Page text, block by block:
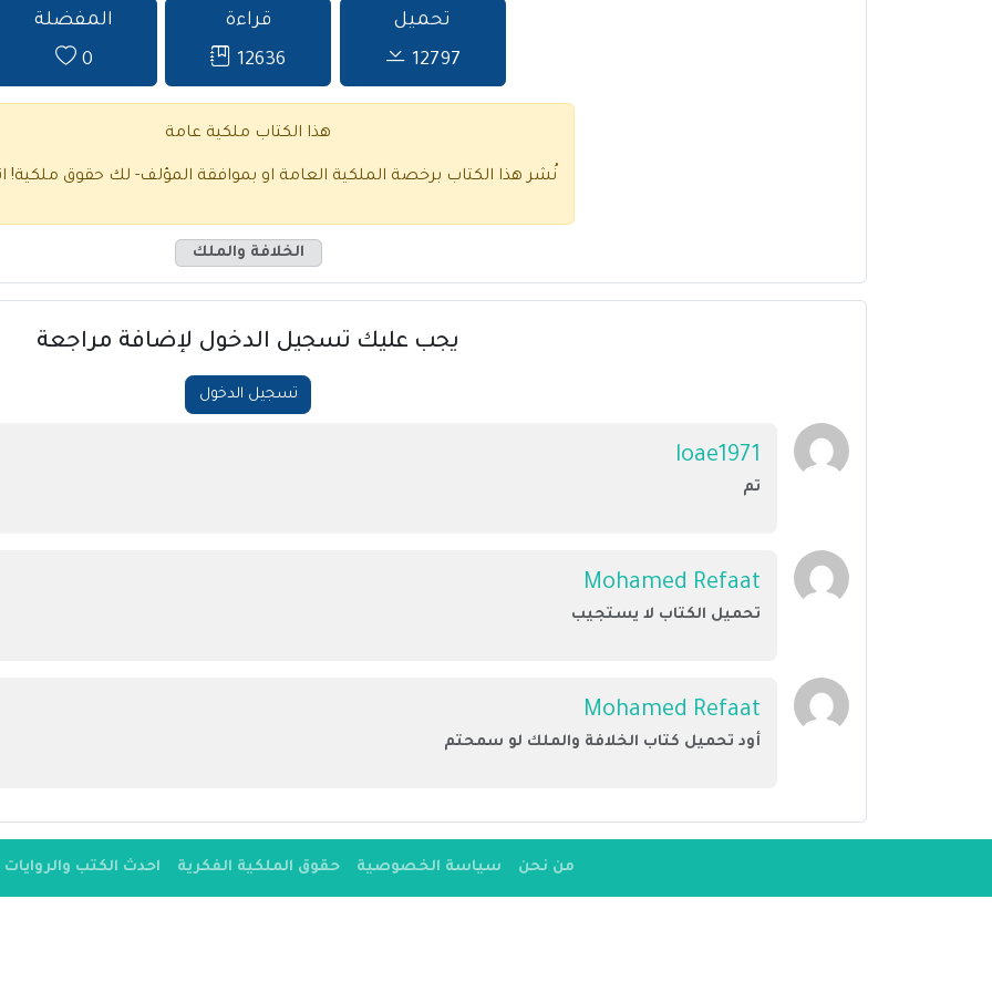
تحميل
12797
قراءة
12636
المفضلة
0
هذا الكتاب ملكية عامة
نُشر هذا الكتاب برخصة الملكية العامة او بموافقة المؤلف- لك حقوق ملكية!
الخلافة والملك
يجب عليك تسجيل الدخول لإضافة مراجعة
تسجيل الدخول
loae1971
تم
Mohamed Refaat
تحميل الكتاب لا يستجيب
Mohamed Refaat
أود تحميل كتاب الخلافة والملك لو سمحتم
من نحن سياسة الخصوصية حقوق الملكية الفكرية احدث الكتب والروايات